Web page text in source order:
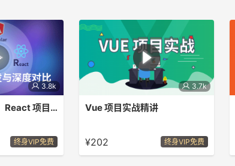
3.8k
Vue、Angular、React 项目开发对比
终身VIP免费
3.7k
Vue 项目实战精讲
¥202 终身VIP免费